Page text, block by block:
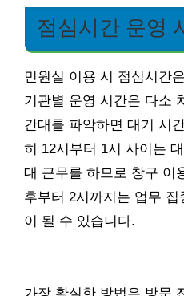
점심시간 운영
민원실 이용 시 점심시간
기관별 운영 시간은 다소
간대를 파악하면 대기 시
히 12시부터 1시 사이는
대 근무를 하므로 창구 이
후부터 2시까지는 업무
이 될 수 있습니다.